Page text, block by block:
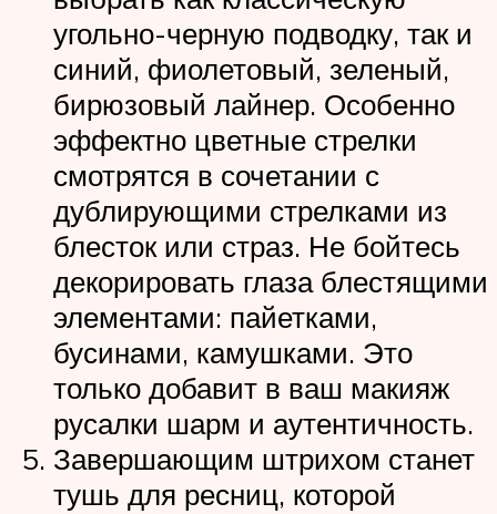
угольно-черную подводку, так и
синий, фиолетовый, зеленый,
бирюзовый лайнер. Особенно
эффектно цветные стрелки
смотрятся в сочетании с
дублирующими стрелками из
блесток или страз. Не бойтесь
декорировать глаза блестящими
элементами: пайетками,
бусинами, камушками. Это
только добавит в ваш макияж
русалки шарм и аутентичность.
Завершающим штрихом станет
тушь для ресниц, которой